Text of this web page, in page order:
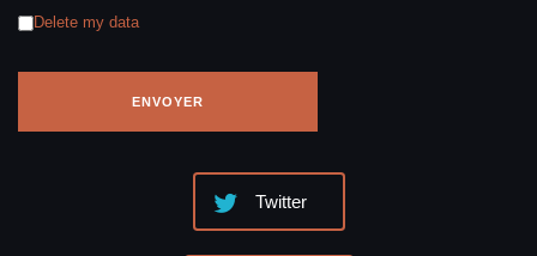
Delete my data
Twitter